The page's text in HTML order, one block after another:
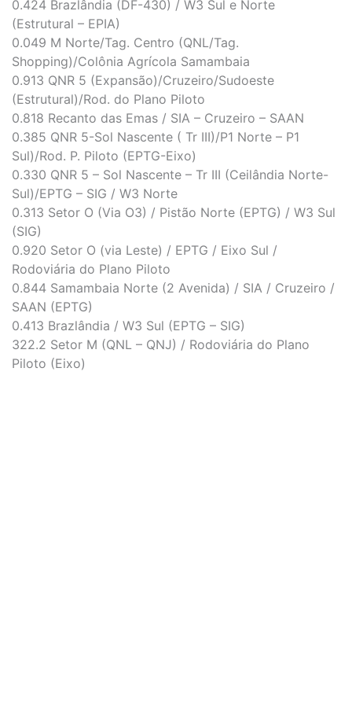
0.424 Brazlândia (DF-430) / W3 Sul e Norte
(Estrutural – EPIA)
0.049 M Norte/Tag. Centro (QNL/Tag.
Shopping)/Colônia Agrícola Samambaia
0.913 QNR 5 (Expansão)/Cruzeiro/Sudoeste
(Estrutural)/Rod. do Plano Piloto
0.818 Recanto das Emas / SIA – Cruzeiro – SAAN
0.385 QNR 5-Sol Nascente ( Tr III)/P1 Norte – P1
Sul)/Rod. P. Piloto (EPTG-Eixo)
0.330 QNR 5 – Sol Nascente – Tr III (Ceilândia Norte-
Sul)/EPTG – SIG / W3 Norte
0.313 Setor O (Via O3) / Pistão Norte (EPTG) / W3 Sul
(SIG)
0.920 Setor O (via Leste) / EPTG / Eixo Sul /
Rodoviária do Plano Piloto
0.844 Samambaia Norte (2 Avenida) / SIA / Cruzeiro /
SAAN (EPTG)
0.413 Brazlândia / W3 Sul (EPTG – SIG)
322.2 Setor M (QNL – QNJ) / Rodoviária do Plano
Piloto (Eixo)